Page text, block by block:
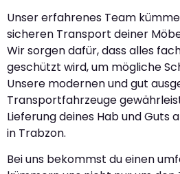
Unser erfahrenes Team
sicheren Transport deiner
Wir sorgen dafür, dass alles
geschützt wird, um mögliche
Unsere modernen und gut
Transportfahrzeuge
Lieferung deines Hab und Guts
in Trabzon.
Bei uns bekommst du einen